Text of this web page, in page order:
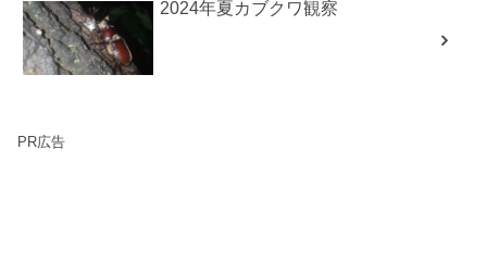
2024年夏カブクワ観察
PR広告